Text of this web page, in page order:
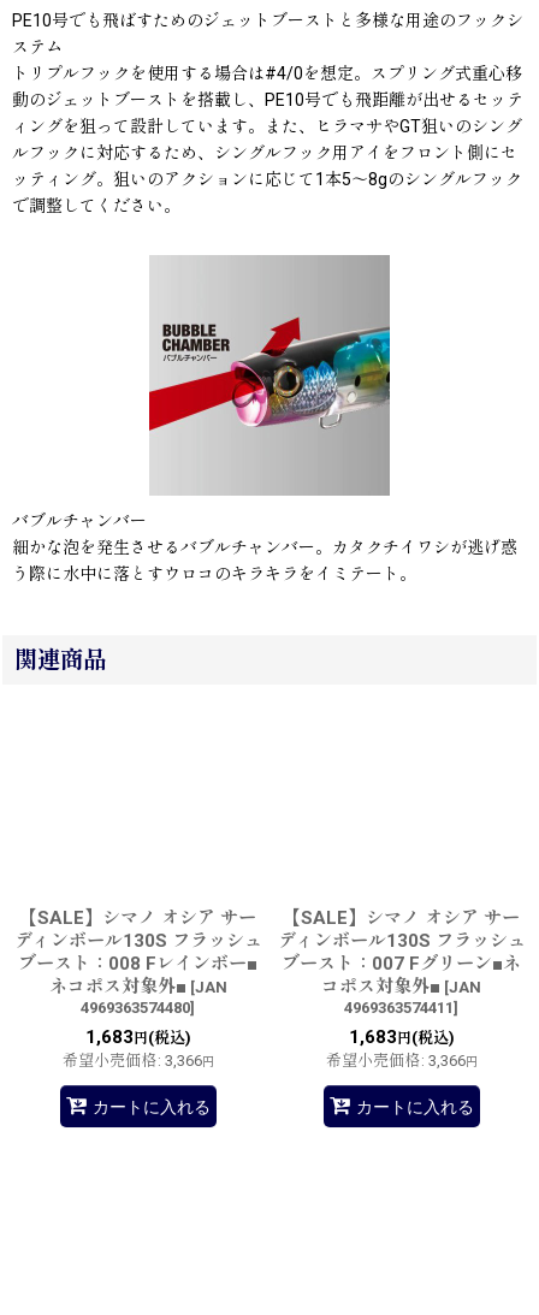
PE10号でも飛ばすためのジェットブーストと多様な用途のフックシ
ステム
トリプルフックを使用する場合は#4/0を想定。スプリング式重心移
動のジェットブーストを搭載し、PE10号でも飛距離が出せるセッテ
ィングを狙って設計しています。また、ヒラマサやGT狙いのシング
ルフックに対応するため、シングルフック用アイをフロント側にセ
ッティング。狙いのアクションに応じて1本5〜8gのシングルフック
で調整してください。
バブルチャンバー
細かな泡を発生させるバブルチャンバー。カタクチイワシが逃げ惑
う際に水中に落とすウロコのキラキラをイミテート。
関連商品
【SALE】シマノ オシア サー
ディンボール130S フラッシュ
ブースト：008 Fレインボー■
ネコポス対象外■ [JAN
4969363574480]
1,683 円(税込)
希望小売価格: 3,366円
カートに入れる
【SALE】シマノ オシア サー
ディンボール130S フラッシュ
ブースト：007 Fグリーン■ネ
コポス対象外■ [JAN
4969363574411]
1,683 円(税込)
希望小売価格: 3,366円
カートに入れる